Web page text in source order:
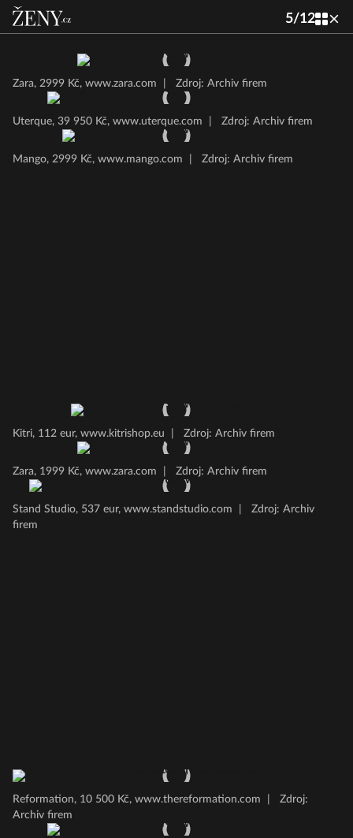
5/12
Zara, 2999 Kč, www.zara.com Zdroj: Archiv firem
Uterque, 39 950 Kč, www.uterque.com Zdroj: Archiv firem
Mango, 2999 Kč, www.mango.com Zdroj: Archiv firem
Kitri, 112 eur, www.kitrishop.eu Zdroj: Archiv firem
Zara, 1999 Kč, www.zara.com Zdroj: Archiv firem
Stand Studio, 537 eur, www.standstudio.com
Zdroj: Archiv
firem
Reformation, 10 500 Kč, www.thereformation.com
Zdroj:
Archiv firem